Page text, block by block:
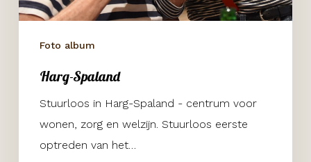
Foto album
Harg-Spaland
Stuurloos in Harg-Spaland - centrum voor
wonen, zorg en welzijn. Stuurloos eerste
optreden van het…